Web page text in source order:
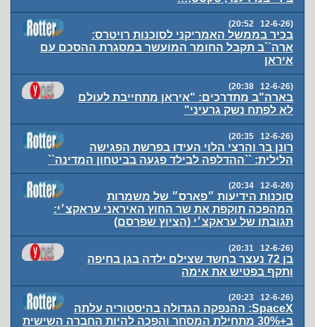
(12-6-26 20:52)
בכיר בממשל האמריקני לסוכנות רויטרס:
ארה``ב תקבל החומר המועשר במסגרת ההסכם עם
איראן
(12-6-26 20:38)
בארה"ב מתדרכים: "איראן מתחייבת לעולם
לא לפתח נשק גרעיני"
(12-6-26 20:35)
רונן בר והרצי הלוי העידו בפרשת הפגישה
הלילית: ``ההדלפה לבילד פגעה בביטחון המדינה``
(12-6-26 20:34)
‏סוכנות הידיעות ״פארס״ של משמרות
המהפכה תוקפת את שר החוץ האיראני עראקצ׳י:
תגובתו של עראקצ׳י (הציוץ שפרסם)
(12-6-26 20:31)
בן 72 נעצר בחשד שצילם ילדה בגן בחיפה
ותקף בפטיש את אימה
(12-6-26 20:23)
SpaceX: ההנפקה הגדולה בהיסטוריה עלתה
ב+30% מתחילת המסחר והפכה להיות החברה השישית